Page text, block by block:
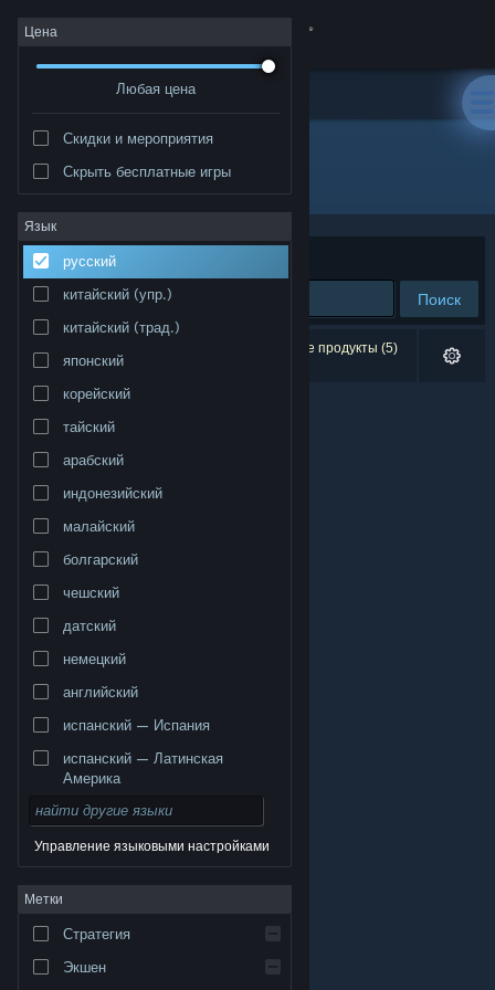
Войти
Сообщество
Информация
Поддержка
Изменить язык
Полная версия
© Valve Corporation. Все права сохранены. Все
торговые марки являются собственностью
Правовая информация
Соглашение подписчика Steam
Файлы cookie
Цена
Любая цена
Скидки и мероприятия
Скрыть бесплатные игры
Язык
русский
китайский (упр.)
китайский (трад.)
японский
корейский
тайский
арабский
индонезийский
малайский
болгарский
чешский
датский
немецкий
английский
испанский — Испания
испанский — Латинская
Америка
Управление языковыми настройками
Метки
Стратегия
Экшен
Разработчик: DMONG Co., Ltd.
Сортировать по
Поиск
Результатов по вашему запросу: 0. Некоторые продукты (5)
скрыты согласно вашим настройкам.